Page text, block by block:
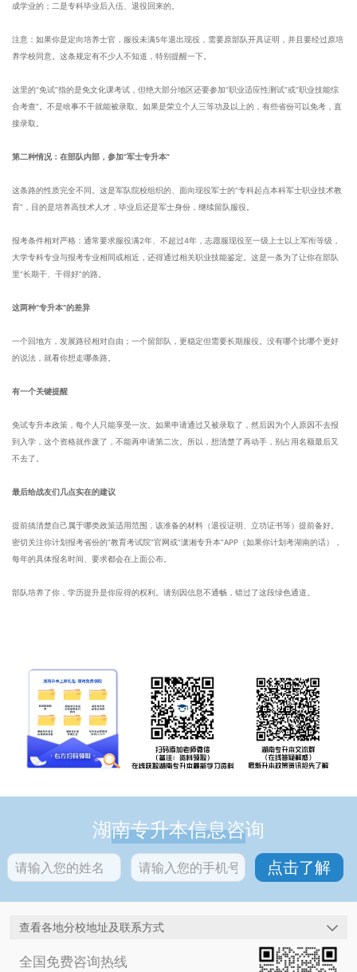
成学业的；二是专科毕业后入伍、退役回来的。
注意：如果你是定向培养士官，服役未满5年退出现役，需要原部队开具证明，并且要经过原培
养学校同意。这条规定有不少人不知道，特别提醒一下。
这里的“免试”指的是免文化课考试，但绝大部分地区还要参加“职业适应性测试”或“职业技能综
合考查”。不是啥事不干就能被录取。如果是荣立个人三等功及以上的，有些省份可以免考，直
接录取。
第二种情况：在部队内部，参加“军士专升本”
这条路的性质完全不同。这是军队院校组织的、面向现役军士的“专科起点本科军士职业技术教
育”，目的是培养高技术人才，毕业后还是军士身份，继续留队服役。
报考条件相对严格：通常要求服役满2年、不超过4年，志愿服现役至一级上士以上军衔等级，
大学专科专业与报考专业相同或相近，还得通过相关职业技能鉴定。这是一条为了让你在部队
里“长期干、干得好”的路。
这两种“专升本”的差异
一个回地方，发展路径相对自由；一个留部队，更稳定但需要长期服役。没有哪个比哪个更好
的说法，就看你想走哪条路。
有一个关键提醒
免试专升本政策，每个人只能享受一次。如果申请通过又被录取了，然后因为个人原因不去报
到入学，这个资格就作废了，不能再申请第二次。所以，想清楚了再动手，别占用名额最后又
不去了。
最后给战友们几点实在的建议
提前搞清楚自己属于哪类政策适用范围，该准备的材料（退役证明、立功证书等）提前备好。
密切关注你计划报考省份的“教育考试院”官网或“潇湘专升本”APP（如果你计划考湖南的话），
每年的具体报名时间、要求都会在上面公布。
部队培养了你，学历提升是你应得的权利。请别因信息不通畅，错过了这段绿色通道。
湖南专升本信息咨询
查看各地分校地址及联系方式
全国免费咨询热线